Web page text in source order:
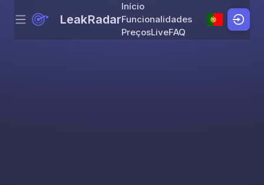
Skip to content
Menu LeakRadar
Início
Funcionalidades
PreçosLiveFAQ